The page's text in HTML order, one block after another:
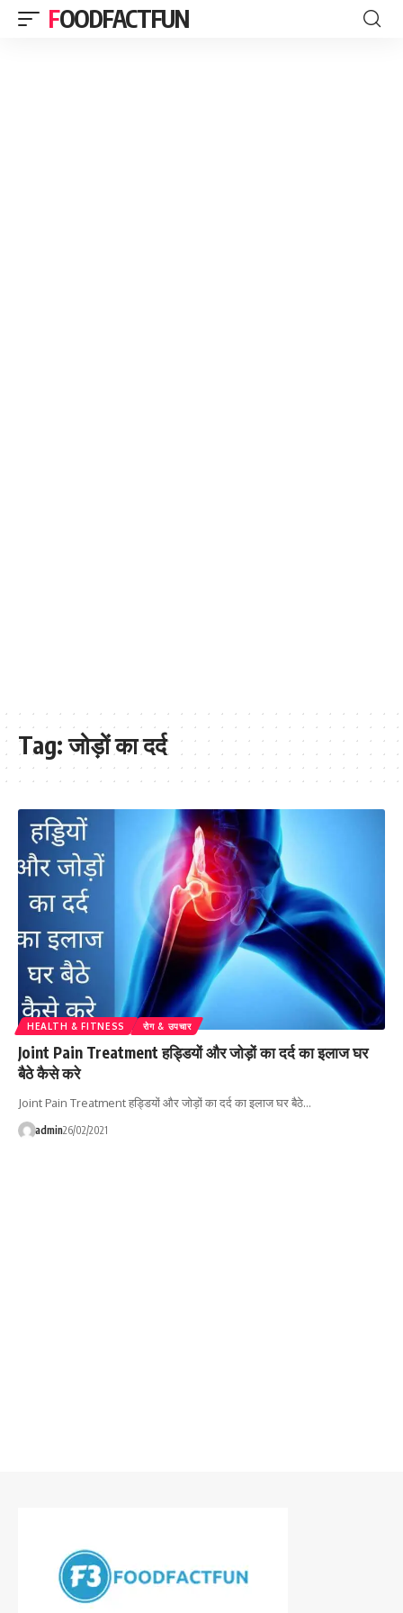
FOODFACTFUN
Tag:जोड़ों का दर्द
HEALTH & FITNESS रोग & उपचार
Joint Pain Treatment हड्डियों और जोड़ों का दर्द का इलाज घर
बैठे कैसे करे
Joint Pain Treatment हड्डियों और जोड़ों का दर्द का इलाज घर बैठे…
admin26/02/2021